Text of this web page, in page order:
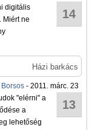
14
digitális
Miért ne
Házi barkács
Borsos - 2011. márc. 23
13
"elérni" a
a
lehetőség